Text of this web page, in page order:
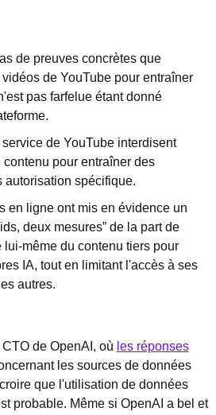
de preuves concrètes que
de YouTube pour entraîner
pas farfelue étant donné
de YouTube interdisent
contenu pour entraîner des
autorisation spécifique.
en ligne ont mis en évidence un
deux mesures” de la part de
même du contenu tiers pour
IA, tout en limitant l'accès à ses
autres.
de OpenAI, où les réponses
les sources de données
que l'utilisation de données
probable. Même si OpenAI a bel et